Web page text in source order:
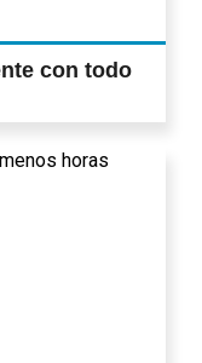
con todo